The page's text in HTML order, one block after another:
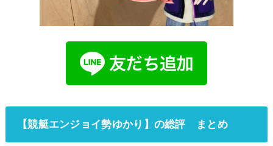
【競艇エンジョイ勢ゆかり】の総評 まとめ